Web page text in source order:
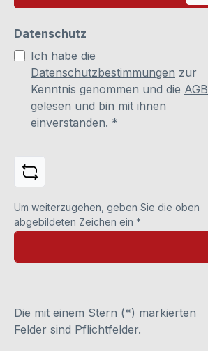
Datenschutz
Ich habe die
Datenschutzbestimmungen zur
Kenntnis genommen und die AGB
gelesen und bin mit ihnen
einverstanden. *
Um weiterzugehen, geben Sie die oben
abgebildeten Zeichen ein *
Die mit einem Stern (*) markierten
Felder sind Pflichtfelder.